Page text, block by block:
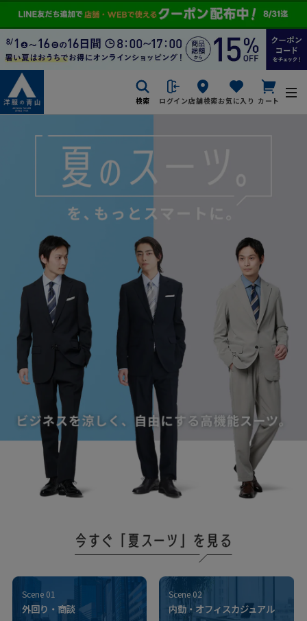
検索 ログイン店舗検索お気に入り カート
Scene 01
外回り・商談
Scene 02
内勤・オフィスカジュアル